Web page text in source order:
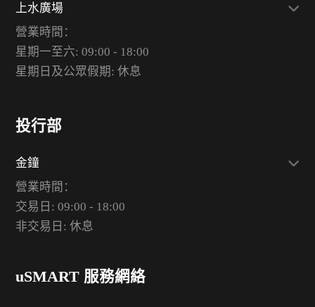
上水廣場
營業時間：
星期一至六: 09:00 - 18:00
星期日及公眾假期: 休息
投行部
金鐘
營業時間：
交易日: 09:00 - 18:00
非交易日: 休息
uSMART 服務網絡